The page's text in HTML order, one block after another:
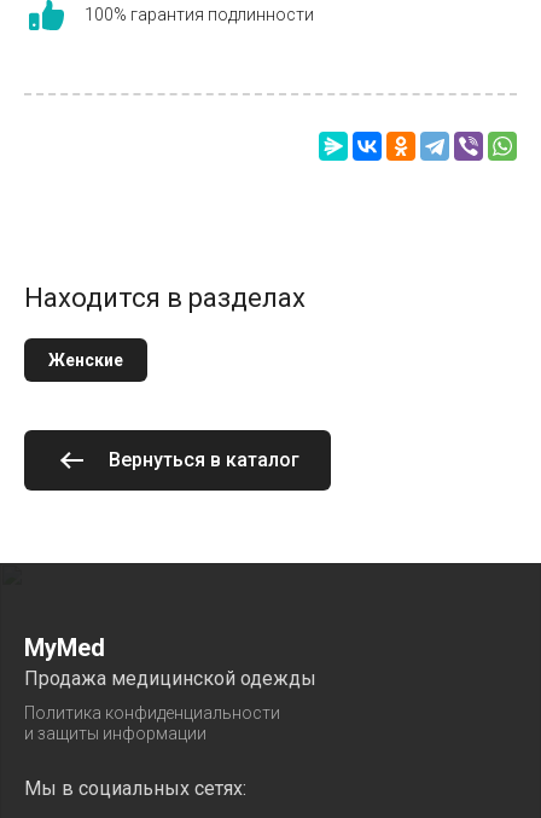
100% гарантия подлинности
Находится в разделах
Женские
Вернуться в каталог
MyMed
Продажа медицинской одежды
Политика конфиденциальности
и защиты информации
Мы в социальных сетях: